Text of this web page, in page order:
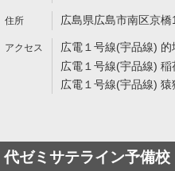
広島県広島市南区京
広電１号線(宇品線)
広電１号線(宇品線)
広電１号線(宇品線)
代ゼミサテライン予備校